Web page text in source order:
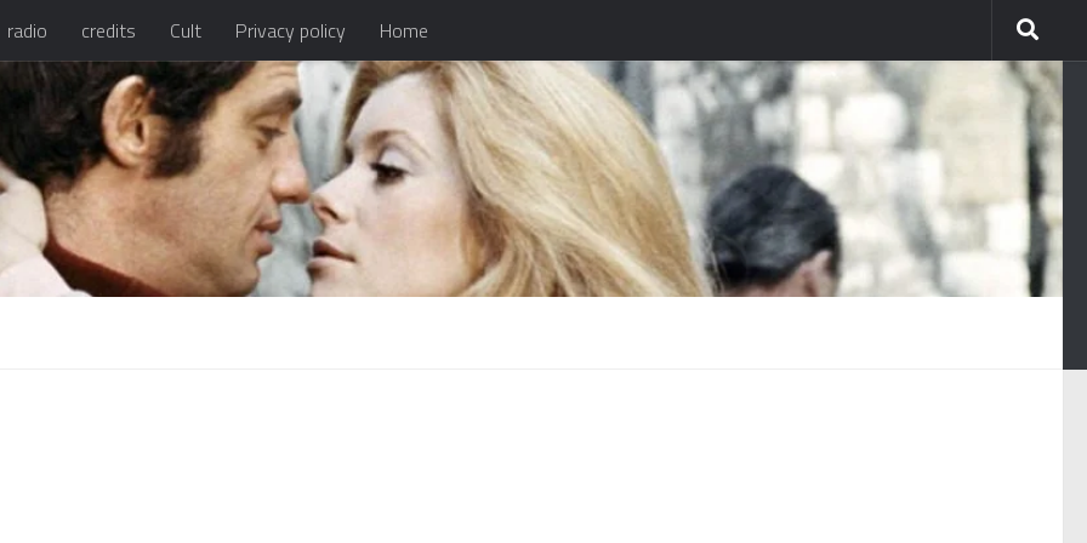
radio credits Cult Privacy policy Home